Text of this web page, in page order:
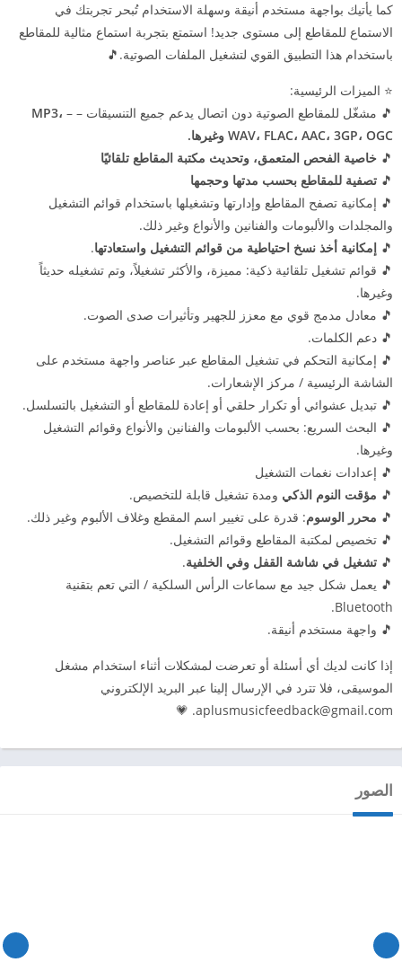
كما يأتيك بواجهة مستخدم أنيقة وسهلة الاستخدام تُبحر تجربتك في
الاستماع للمقاطع إلى مستوى جديد! استمتع بتجربة استماع مثالية للمقاطع
باستخدام هذا التطبيق القوي لتشغيل الملفات الصوتية.🎵
⭐️ الميزات الرئيسية:
🎵 مشغّل للمقاطع الصوتية دون اتصال يدعم جميع التنسيقات – – MP3،
WAV، FLAC، AAC، 3GP، OGC وغيرها.
🎵 خاصية الفحص المتعمق، وتحديث مكتبة المقاطع تلقائيًا
🎵 تصفية للمقاطع بحسب مدتها وحجمها
🎵 إمكانية تصفح المقاطع وإدارتها وتشغيلها باستخدام قوائم التشغيل
والمجلدات والألبومات والفنانين والأنواع وغير ذلك.
🎵 إمكانية أخذ نسخ احتياطية من قوائم التشغيل واستعادتها.
🎵 قوائم تشغيل تلقائية ذكية: مميزة، والأكثر تشغيلاً، وتم تشغيله حديثاً
وغيرها.
🎵 معادل مدمج قوي مع معزز للجهير وتأثيرات صدى الصوت.
🎵 دعم الكلمات.
🎵 إمكانية التحكم في تشغيل المقاطع عبر عناصر واجهة مستخدم على
الشاشة الرئيسية / مركز الإشعارات.
🎵 تبديل عشوائي أو تكرار حلقي أو إعادة للمقاطع أو التشغيل بالتسلسل.
🎵 البحث السريع: بحسب الألبومات والفنانين والأنواع وقوائم التشغيل
وغيرها.
🎵 إعدادات نغمات التشغيل
🎵 مؤقت النوم الذكي ومدة تشغيل قابلة للتخصيص.
🎵 محرر الوسوم: قدرة على تغيير اسم المقطع وغلاف الألبوم وغير ذلك.
🎵 تخصيص لمكتبة المقاطع وقوائم التشغيل.
🎵 تشغيل في شاشة القفل وفي الخلفية.
🎵 يعمل شكل جيد مع سماعات الرأس السلكية / التي تعم بتقنية
Bluetooth.
🎵 واجهة مستخدم أنيقة.
إذا كانت لديك أي أسئلة أو تعرضت لمشكلات أثناء استخدام مشغل
الموسيقى، فلا تترد في الإرسال إلينا عبر البريد الإلكتروني
aplusmusicfeedback@gmail.com
. 💗
الصور